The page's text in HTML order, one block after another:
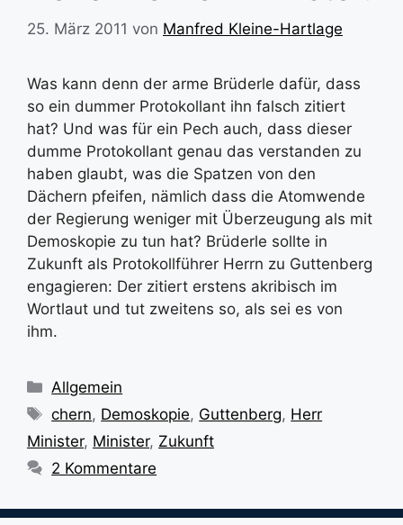
25. März 2011 von Manfred Kleine-Hartlage
Was kann denn der arme Brüderle dafür, dass
so ein dummer Protokollant ihn falsch zitiert
hat? Und was für ein Pech auch, dass dieser
dumme Protokollant genau das verstanden zu
haben glaubt, was die Spatzen von den
Dächern pfeifen, nämlich dass die Atomwende
der Regierung weniger mit Überzeugung als mit
Demoskopie zu tun hat? Brüderle sollte in
Zukunft als Protokollführer Herrn zu Guttenberg
engagieren: Der zitiert erstens akribisch im
Wortlaut und tut zweitens so, als sei es von
ihm.
Kategorien
Allgemein
Schlagwörter
chern, Demoskopie, Guttenberg, Herr
Minister, Minister, Zukunft
2 Kommentare